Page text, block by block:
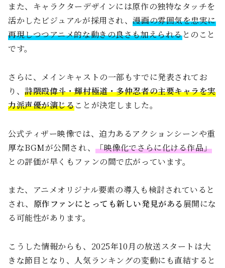
また、キャラクターデザインには原作の独特なタッチを
活かしたビジュアルが採用され、漫画の雰囲気を忠実に
再現しつつアニメ的な動きの良さも加えられるとのこと
です。
さらに、メインキャストの一部もすでに発表されてお
り、詩隈殴偉斗・輝村極道・多仲忍者の主要キャラを実
力派声優が演じることが決定しました。
公式ティザー映像では、迫力あるアクションシーンや重
厚なBGMが公開され、「映像化でさらに化ける作品」
との評価が早くもファンの間で広がっています。
また、アニメオリジナル要素の導入も検討されていると
され、 原作ファンにとっても新しい発見がある展開にな
る可能性があります。
こうした情報からも、2025年10月の放送スタートは大
きな節目となり、人気ランキングの変動にも直結すると